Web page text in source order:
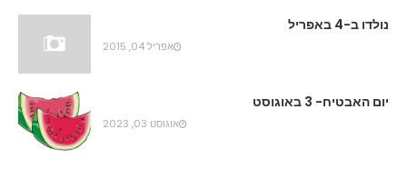
נולדו ב-4 באפריל
אפריל 04, 2015
יום האבטיח- 3 באוגוסט
אוגוסט 03, 2023